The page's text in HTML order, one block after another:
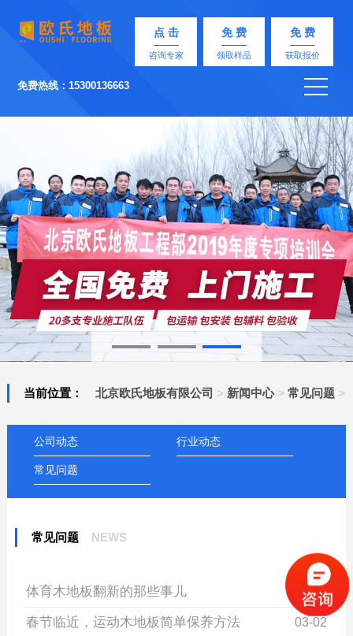
点 击
咨询专家
免 费
领取样品
免 费
获取报价
免费热线：15300136663
当前位置： 北京欧氏地板有限公司 > 新闻中心>常见问题 >
公司动态 行业动态
常见问题
常见问题 NEWS
体育木地板翻新的那些事儿 03-07
春节临近，运动木地板简单保养方法 03-02